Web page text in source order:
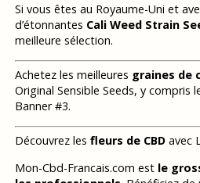
Si vous êtes au Royaume-Uni et
d’étonnantes Cali Weed Strain
meilleure sélection.
Achetez les meilleures graines de
Original Sensible Seeds, y compris
Banner #3.
Découvrez les fleurs de CBDavec
Mon-Cbd-Francais.com est le